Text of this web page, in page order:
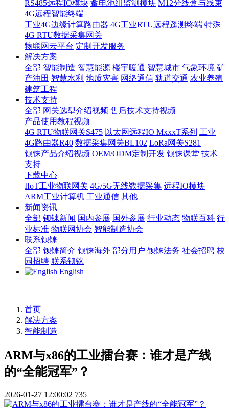
RS485远程IO模块 蓄电池组监测模块 M12分线盒与线束
4G远程智能终端
工业4G边缘计算路由器 4G工业RTU远程遥测终端 特殊
4G RTU数据采集网关
物联网云平台 定制开发服务
解决方案
全部 智能制造 智慧能源 楼宇暖通 智慧城市 气象环境 矿
产油田 智慧水利 地质灾害 网络通信 轨道交通 农业养殖
建筑工程
技术支持
全部 网关选型介绍视频 售后技术支持视频
产品使用教程视频
4G RTU物联网关S475 以太网远程IO MxxxT系列 工业
4G路由器R40 数据采集网关BL102 LoRa网关S281
钡铼产品介绍视频 OEM/ODM定制开发 钡铼课堂 技术
支持
下载中心
IIoT工业物联网关 4G/5G无线数据采集 远程IO模块
ARM工业计算机 工业通信 其他
新闻资讯
全部 钡铼新闻 国内参展 国外参展 行业动态 物联百科 行
业标准 物联网协会 智能制造协会
联系钡铼
全部 钡铼简介 钡铼海外 部分用户 钡铼法务 社会招聘 校
园招聘 联系钡铼
English
首页
解决方案
智能制造
ARM与x86的工业擂台赛：谁才是产线
的“全能冠军”？
2026-01-27 12:00:02 735